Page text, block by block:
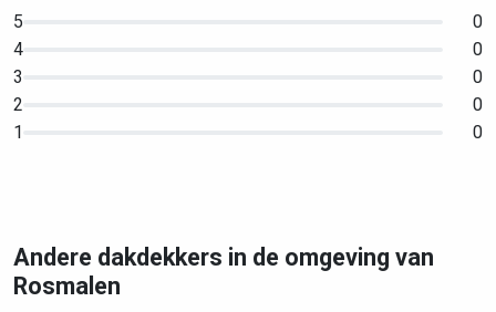
5
0
4
0
3
0
2
0
1
0
Andere dakdekkers in de omgeving van
Rosmalen